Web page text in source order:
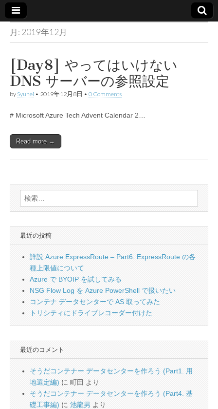
Made in
container
月: 2019年12月
[Day8] やってはいけない
DNS サーバーの参照設定
by Syuhei • 2019年12月8日 • 0 Comments
# Microsoft Azure Tech Advent Calendar 2…
Read more →
検
索:
最近の投稿
詳説 Azure ExpressRoute – Part6: ExpressRoute の各
種上限値について
Azure で BYOIP を試してみる
NSG Flow Log を Azure PowerShell で扱いたい
コンテナ データセンターで AS 取ってみた
トリシティにドライブレコーダー付けた
最近のコメント
そうだコンテナー データセンターを作ろう (Part1. 用
地選定編) に 町田 より
そうだコンテナー データセンターを作ろう (Part4. 基
礎工事編) に 池龍男 より